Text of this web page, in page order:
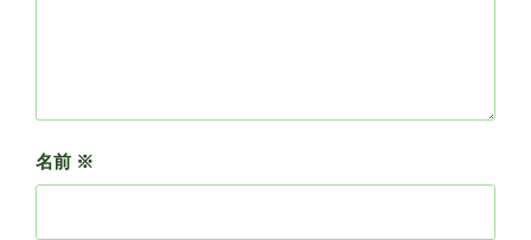
名前 ※